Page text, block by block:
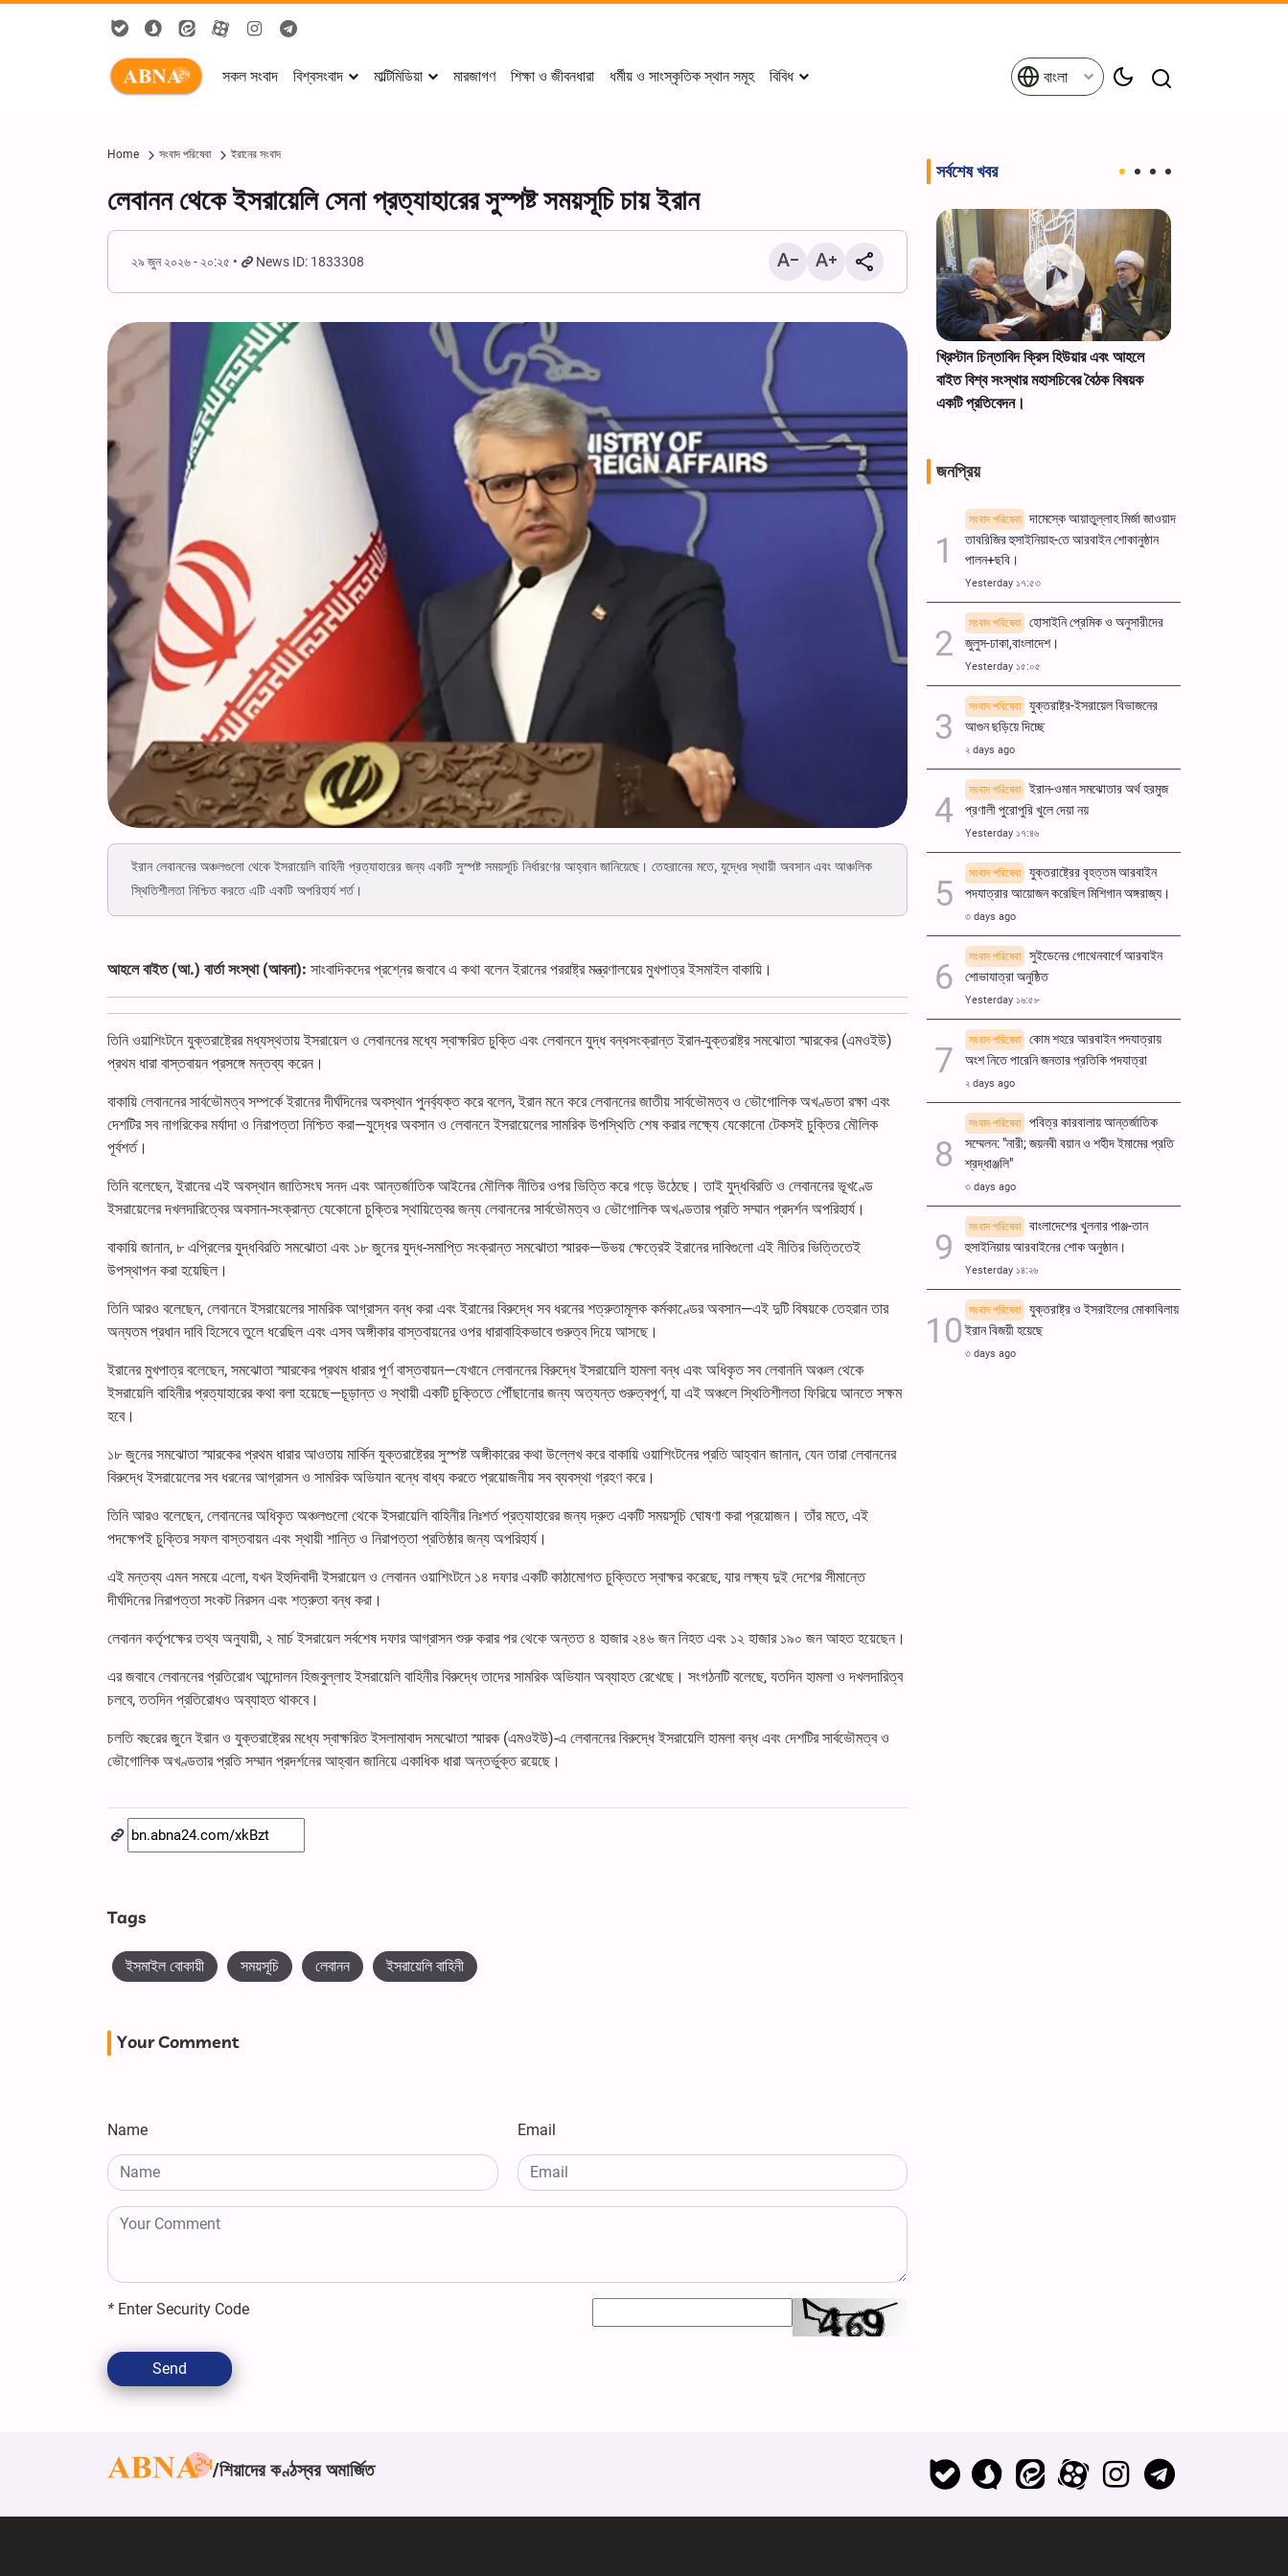
সকল সংবাদ বিশ্বসংবাদ মাল্টিমিডিয়া মারজাগণ শিক্ষা ও জীবনধারা ধর্মীয় ও সাংস্কৃতিক স্থান সমূহ বিবিধ বাংলা
Home সংবাদ পরিষেবা ইরানের সংবাদ
লেবানন থেকে ইসরায়েলি সেনা প্রত্যাহারের সুস্পষ্ট সময়সূচি চায় ইরান
২৯ জুন ২০২৬ - ২০:২৫ News ID: 1833308
ইরান লেবাননের অঞ্চলগুলো থেকে ইসরায়েলি বাহিনী প্রত্যাহারের জন্য একটি সুস্পষ্ট সময়সূচি নির্ধারণের আহ্বান জানিয়েছে। তেহরানের মতে, যুদ্ধের স্থায়ী অবসান এবং আঞ্চলিক
স্থিতিশীলতা নিশ্চিত করতে এটি একটি অপরিহার্য শর্ত।
আহলে বাইত (আ.) বার্তা সংস্থা (আবনা): সাংবাদিকদের প্রশ্নের জবাবে এ কথা বলেন ইরানের পররাষ্ট্র মন্ত্রণালয়ের মুখপাত্র ইসমাইল বাকায়ি।
তিনি ওয়াশিংটনে যুক্তরাষ্ট্রের মধ্যস্থতায় ইসরায়েল ও লেবাননের মধ্যে স্বাক্ষরিত চুক্তি এবং লেবাননে যুদ্ধ বন্ধসংক্রান্ত ইরান-যুক্তরাষ্ট্র সমঝোতা স্মারকের (এমওইউ)
প্রথম ধারা বাস্তবায়ন প্রসঙ্গে মন্তব্য করেন।
বাকায়ি লেবাননের সার্বভৌমত্ব সম্পর্কে ইরানের দীর্ঘদিনের অবস্থান পুনর্ব্যক্ত করে বলেন, ইরান মনে করে লেবাননের জাতীয় সার্বভৌমত্ব ও ভৌগোলিক অখণ্ডতা রক্ষা এবং
দেশটির সব নাগরিকের মর্যাদা ও নিরাপত্তা নিশ্চিত করা—যুদ্ধের অবসান ও লেবাননে ইসরায়েলের সামরিক উপস্থিতি শেষ করার লক্ষ্যে যেকোনো টেকসই চুক্তির মৌলিক
পূর্বশর্ত।
তিনি বলেছেন, ইরানের এই অবস্থান জাতিসংঘ সনদ এবং আন্তর্জাতিক আইনের মৌলিক নীতির ওপর ভিত্তি করে গড়ে উঠেছে। তাই যুদ্ধবিরতি ও লেবাননের ভূখণ্ডে
ইসরায়েলের দখলদারিত্বের অবসান-সংক্রান্ত যেকোনো চুক্তির স্থায়িত্বের জন্য লেবাননের সার্বভৌমত্ব ও ভৌগোলিক অখণ্ডতার প্রতি সম্মান প্রদর্শন অপরিহার্য।
বাকায়ি জানান, ৮ এপ্রিলের যুদ্ধবিরতি সমঝোতা এবং ১৮ জুনের যুদ্ধ-সমাপ্তি সংক্রান্ত সমঝোতা স্মারক—উভয় ক্ষেত্রেই ইরানের দাবিগুলো এই নীতির ভিত্তিতেই
উপস্থাপন করা হয়েছিল।
তিনি আরও বলেছেন, লেবাননে ইসরায়েলের সামরিক আগ্রাসন বন্ধ করা এবং ইরানের বিরুদ্ধে সব ধরনের শত্রুতামূলক কর্মকাণ্ডের অবসান—এই দুটি বিষয়কে তেহরান তার
অন্যতম প্রধান দাবি হিসেবে তুলে ধরেছিল এবং এসব অঙ্গীকার বাস্তবায়নের ওপর ধারাবাহিকভাবে গুরুত্ব দিয়ে আসছে।
ইরানের মুখপাত্র বলেছেন, সমঝোতা স্মারকের প্রথম ধারার পূর্ণ বাস্তবায়ন—যেখানে লেবাননের বিরুদ্ধে ইসরায়েলি হামলা বন্ধ এবং অধিকৃত সব লেবাননি অঞ্চল থেকে
ইসরায়েলি বাহিনীর প্রত্যাহারের কথা বলা হয়েছে—চূড়ান্ত ও স্থায়ী একটি চুক্তিতে পৌঁছানোর জন্য অত্যন্ত গুরুত্বপূর্ণ, যা এই অঞ্চলে স্থিতিশীলতা ফিরিয়ে আনতে সক্ষম
হবে।
১৮ জুনের সমঝোতা স্মারকের প্রথম ধারার আওতায় মার্কিন যুক্তরাষ্ট্রের সুস্পষ্ট অঙ্গীকারের কথা উল্লেখ করে বাকায়ি ওয়াশিংটনের প্রতি আহ্বান জানান, যেন তারা লেবাননের
বিরুদ্ধে ইসরায়েলের সব ধরনের আগ্রাসন ও সামরিক অভিযান বন্ধে বাধ্য করতে প্রয়োজনীয় সব ব্যবস্থা গ্রহণ করে।
তিনি আরও বলেছেন, লেবাননের অধিকৃত অঞ্চলগুলো থেকে ইসরায়েলি বাহিনীর নিঃশর্ত প্রত্যাহারের জন্য দ্রুত একটি সময়সূচি ঘোষণা করা প্রয়োজন। তাঁর মতে, এই
পদক্ষেপই চুক্তির সফল বাস্তবায়ন এবং স্থায়ী শান্তি ও নিরাপত্তা প্রতিষ্ঠার জন্য অপরিহার্য।
এই মন্তব্য এমন সময়ে এলো, যখন ইহুদিবাদী ইসরায়েল ও লেবানন ওয়াশিংটনে ১৪ দফার একটি কাঠামোগত চুক্তিতে স্বাক্ষর করেছে, যার লক্ষ্য দুই দেশের সীমান্তে
দীর্ঘদিনের নিরাপত্তা সংকট নিরসন এবং শত্রুতা বন্ধ করা।
লেবানন কর্তৃপক্ষের তথ্য অনুযায়ী, ২ মার্চ ইসরায়েল সর্বশেষ দফার আগ্রাসন শুরু করার পর থেকে অন্তত ৪ হাজার ২৪৬ জন নিহত এবং ১২ হাজার ১৯০ জন আহত হয়েছেন।
এর জবাবে লেবাননের প্রতিরোধ আন্দোলন হিজবুল্লাহ ইসরায়েলি বাহিনীর বিরুদ্ধে তাদের সামরিক অভিযান অব্যাহত রেখেছে। সংগঠনটি বলেছে, যতদিন হামলা ও দখলদারিত্ব
চলবে, ততদিন প্রতিরোধও অব্যাহত থাকবে।
চলতি বছরের জুনে ইরান ও যুক্তরাষ্ট্রের মধ্যে স্বাক্ষরিত ইসলামাবাদ সমঝোতা স্মারক (এমওইউ)-এ লেবাননের বিরুদ্ধে ইসরায়েলি হামলা বন্ধ এবং দেশটির সার্বভৌমত্ব ও
ভৌগোলিক অখণ্ডতার প্রতি সম্মান প্রদর্শনের আহ্বান জানিয়ে একাধিক ধারা অন্তর্ভুক্ত রয়েছে।
Tags
ইসমাইল বোকায়ী সময়সূচি লেবানন ইসরায়েলি বাহিনী
Your Comment
Name Email
* Enter Security Code
Send
সর্বশেষ খবর
হুসাইনিয়াহ-তে আরবাইন শোকানুষ্ঠান পালন+ছবি।
খ্রিস্টান চিন্তাবিদ ক্রিস হিউয়ার এবং আহলে
বাইত বিশ্ব সংস্থার মহাসচিবের বৈঠক বিষয়ক
একটি প্রতিবেদন।
জনপ্রিয়
সংবাদ পরিষেবা
দামেস্কে আয়াতুল্লাহ মির্জা জাওয়াদ
তাবরিজির হুসাইনিয়াহ-তে আরবাইন শোকানুষ্ঠান
পালন+ছবি।
Yesterday ১৭:৫৩
সংবাদ পরিষেবা
হোসাইনি প্রেমিক ও অনুসারীদের
জুলুস-ঢাকা,বাংলাদেশ।
Yesterday ১৫:০৫
সংবাদ পরিষেবা
যুক্তরাষ্ট্র-ইসরায়েল বিভাজনের
আগুন ছড়িয়ে দিচ্ছে
২ days ago
সংবাদ পরিষেবা
ইরান-ওমান সমঝোতার অর্থ হরমুজ
প্রণালী পুরোপুরি খুলে দেয়া নয়
Yesterday ১৭:৪৬
সংবাদ পরিষেবা
যুক্তরাষ্ট্রের বৃহত্তম আরবাইন
পদযাত্রার আয়োজন করেছিল মিশিগান অঙ্গরাজ্য।
৩ days ago
সংবাদ পরিষেবা
সুইডেনের গোথেনবার্গে আরবাইন
শোভাযাত্রা অনুষ্ঠিত
Yesterday ১৬:৫৮
সংবাদ পরিষেবা
কোম শহরে আরবাইন পদযাত্রায়
অংশ নিতে পারেনি জনতার প্রতিকি পদযাত্রা
২ days ago
সংবাদ পরিষেবা
পবিত্র কারবালায় আন্তর্জাতিক
সম্মেলন: "নারী; জয়নবী বয়ান ও শহীদ ইমামের প্রতি
শ্রদ্ধাঞ্জলি"
৩ days ago
সংবাদ পরিষেবা
বাংলাদেশের খুলনার পাঞ্জ-তান
হুসাইনিয়ায় আরবাইনের শোক অনুষ্ঠান।
Yesterday ১৪:২৬
সংবাদ পরিষেবা
যুক্তরাষ্ট্র ও ইসরাইলের মোকাবিলায়
ইরান বিজয়ী হয়েছে
৩ days ago
শিয়াদের কণ্ঠস্বর অমার্জিত